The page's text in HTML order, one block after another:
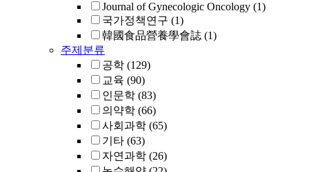
Journal of Gynecologic Oncology (1)
국가정책연구 (1)
韓國食品營養學會誌 (1)
주제분류
공학 (129)
교육 (90)
인문학 (83)
의약학 (66)
사회과학 (65)
기타 (63)
자연과학 (26)